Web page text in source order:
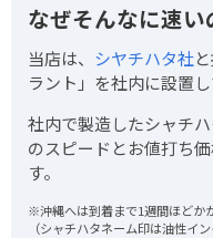
なぜそんなに速い
当店は、 シヤチハタ社
ラント」を社内に設置し
社内で製造したシャチ
のスピードとお値打ち
す。
※沖縄へは到着まで1週間ほどか
（シャチハタネーム印は油性イ